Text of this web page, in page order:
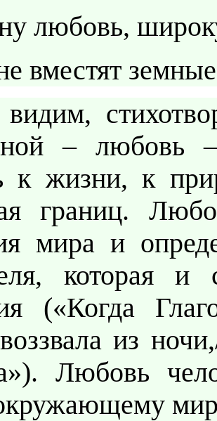
любовь,
вместят
– любовь
к жизни, к
границ.
мира и
которая
(«Когда
из
Любовь